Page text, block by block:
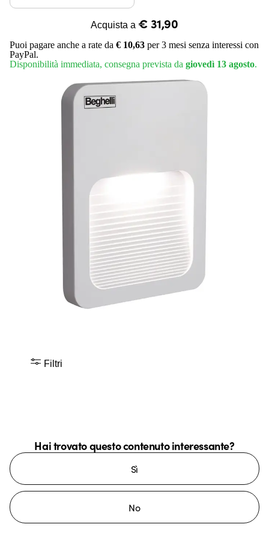
Acquista a € 31,90
Puoi pagare anche a rate da € 10,63 per 3 mesi senza interessi con
PayPal.
Disponibilità immediata, consegna prevista da giovedì 13 agosto.
Filtri
Hai trovato questo contenuto interessante?
Sì
No